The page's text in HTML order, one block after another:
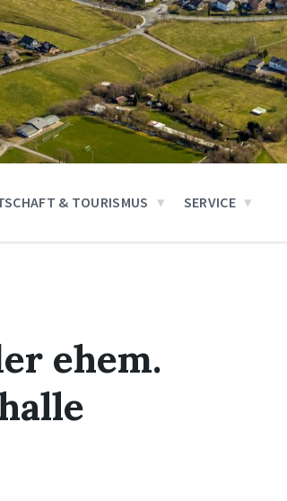
& TOURISMUS SERVICE
ehem.